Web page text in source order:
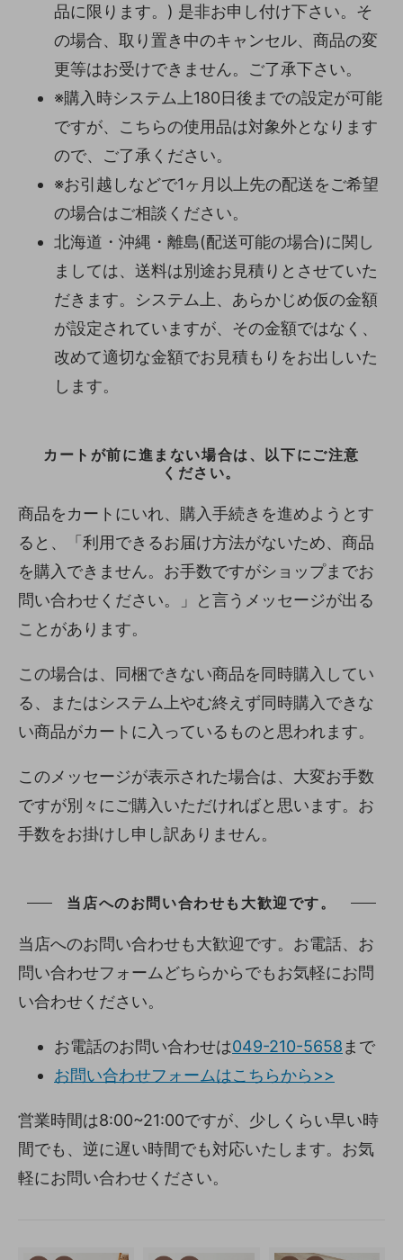
品に限ります。) 是非お申し付け下さい。そ
の場合、取り置き中のキャンセル、商品の変
更等はお受けできません。ご了承下さい。
※購入時システム上180日後までの設定が可能
ですが、こちらの使用品は対象外となります
ので、ご了承ください。
※お引越しなどで1ヶ月以上先の配送をご希望
の場合はご相談ください。
北海道・沖縄・離島(配送可能の場合)に関し
ましては、送料は別途お見積りとさせていた
だきます。システム上、あらかじめ仮の金額
が設定されていますが、その金額ではなく、
改めて適切な金額でお見積もりをお出しいた
します。
カートが前に進まない場合は、以下にご注意
ください。
商品をカートにいれ、購入手続きを進めようとす
ると、「利用できるお届け方法がないため、商品
を購入できません。お手数ですがショップまでお
問い合わせください。」と言うメッセージが出る
ことがあります。
この場合は、同梱できない商品を同時購入してい
る、またはシステム上やむ終えず同時購入できな
い商品がカートに入っているものと思われます。
このメッセージが表示された場合は、大変お手数
ですが別々にご購入いただければと思います。お
手数をお掛けし申し訳ありません。
当店へのお問い合わせも大歓迎です。
当店へのお問い合わせも大歓迎です。お電話、お
問い合わせフォームどちらからでもお気軽にお問
い合わせください。
お電話のお問い合わせは049-210-5658 まで
お問い合わせフォームはこちらから>>
営業時間は8:00~21:00ですが、少しくらい早い時
間でも、逆に遅い時間でも対応いたします。お気
軽にお問い合わせください。